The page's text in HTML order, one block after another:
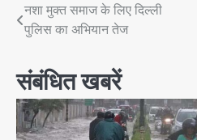
Post
navigation
नशा मुक्त समाज के लिए दिल्ली
पुलिस का अभियान तेज
संबंधित खबरें